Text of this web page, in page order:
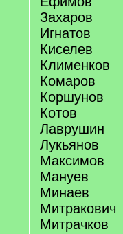
Захаров
Игнатов
Киселев
Клименков
Комаров
Коршунов
Котов
Лаврушин
Лукьянов
Максимов
Мануев
Минаев
Митракович
Митрачков